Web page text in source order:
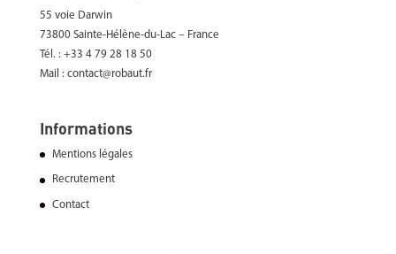
55 voie Darwin
73800 Sainte-Hélène-du-Lac – France
Tél. : +33 4 79 28 18 50
Mail : contact@robaut.fr
Informations
Mentions légales
Recrutement
Contact